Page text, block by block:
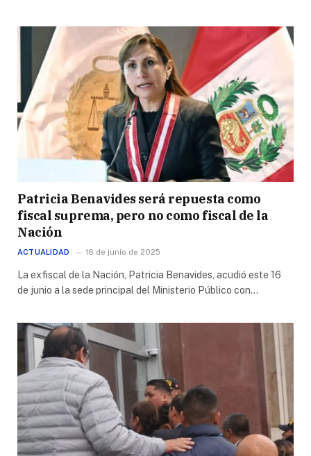
Patricia Benavides será repuesta como
fiscal suprema, pero no como fiscal de la
Nación
ACTUALIDAD 16 de junio de 2025
La exfiscal de la Nación, Patricia Benavides, acudió este 16
de junio a la sede principal del Ministerio Público con…